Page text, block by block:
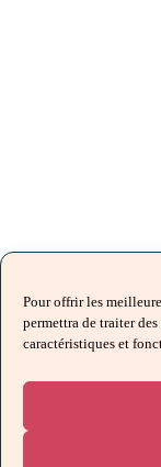
Pour offrir les
permettra de traiter
caractéristiques et